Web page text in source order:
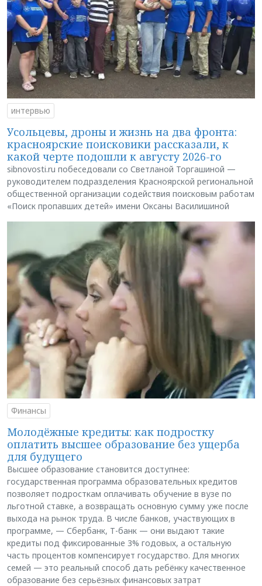
интервью
Усольцевы, дроны и жизнь на два фронта:
красноярские поисковики рассказали, к
какой черте подошли к августу 2026-го
sibnovosti.ru побеседовали со Светланой Торгашиной —
руководителем подразделения Красноярской региональной
общественной организации содействия поисковым работам
«Поиск пропавших детей» имени Оксаны Василишиной
Финансы
Молодёжные кредиты: как подростку
оплатить высшее образование без ущерба
для будущего
Высшее образование становится доступнее:
государственная программа образовательных кредитов
позволяет подросткам оплачивать обучение в вузе по
льготной ставке, а возвращать основную сумму уже после
выхода на рынок труда. В числе банков, участвующих в
программе, — Сбербанк, Т-банк — они выдают такие
кредиты под фиксированные 3% годовых, а остальную
часть процентов компенсирует государство. Для многих
семей — это реальный способ дать ребёнку качественное
образование без серьёзных финансовых затрат